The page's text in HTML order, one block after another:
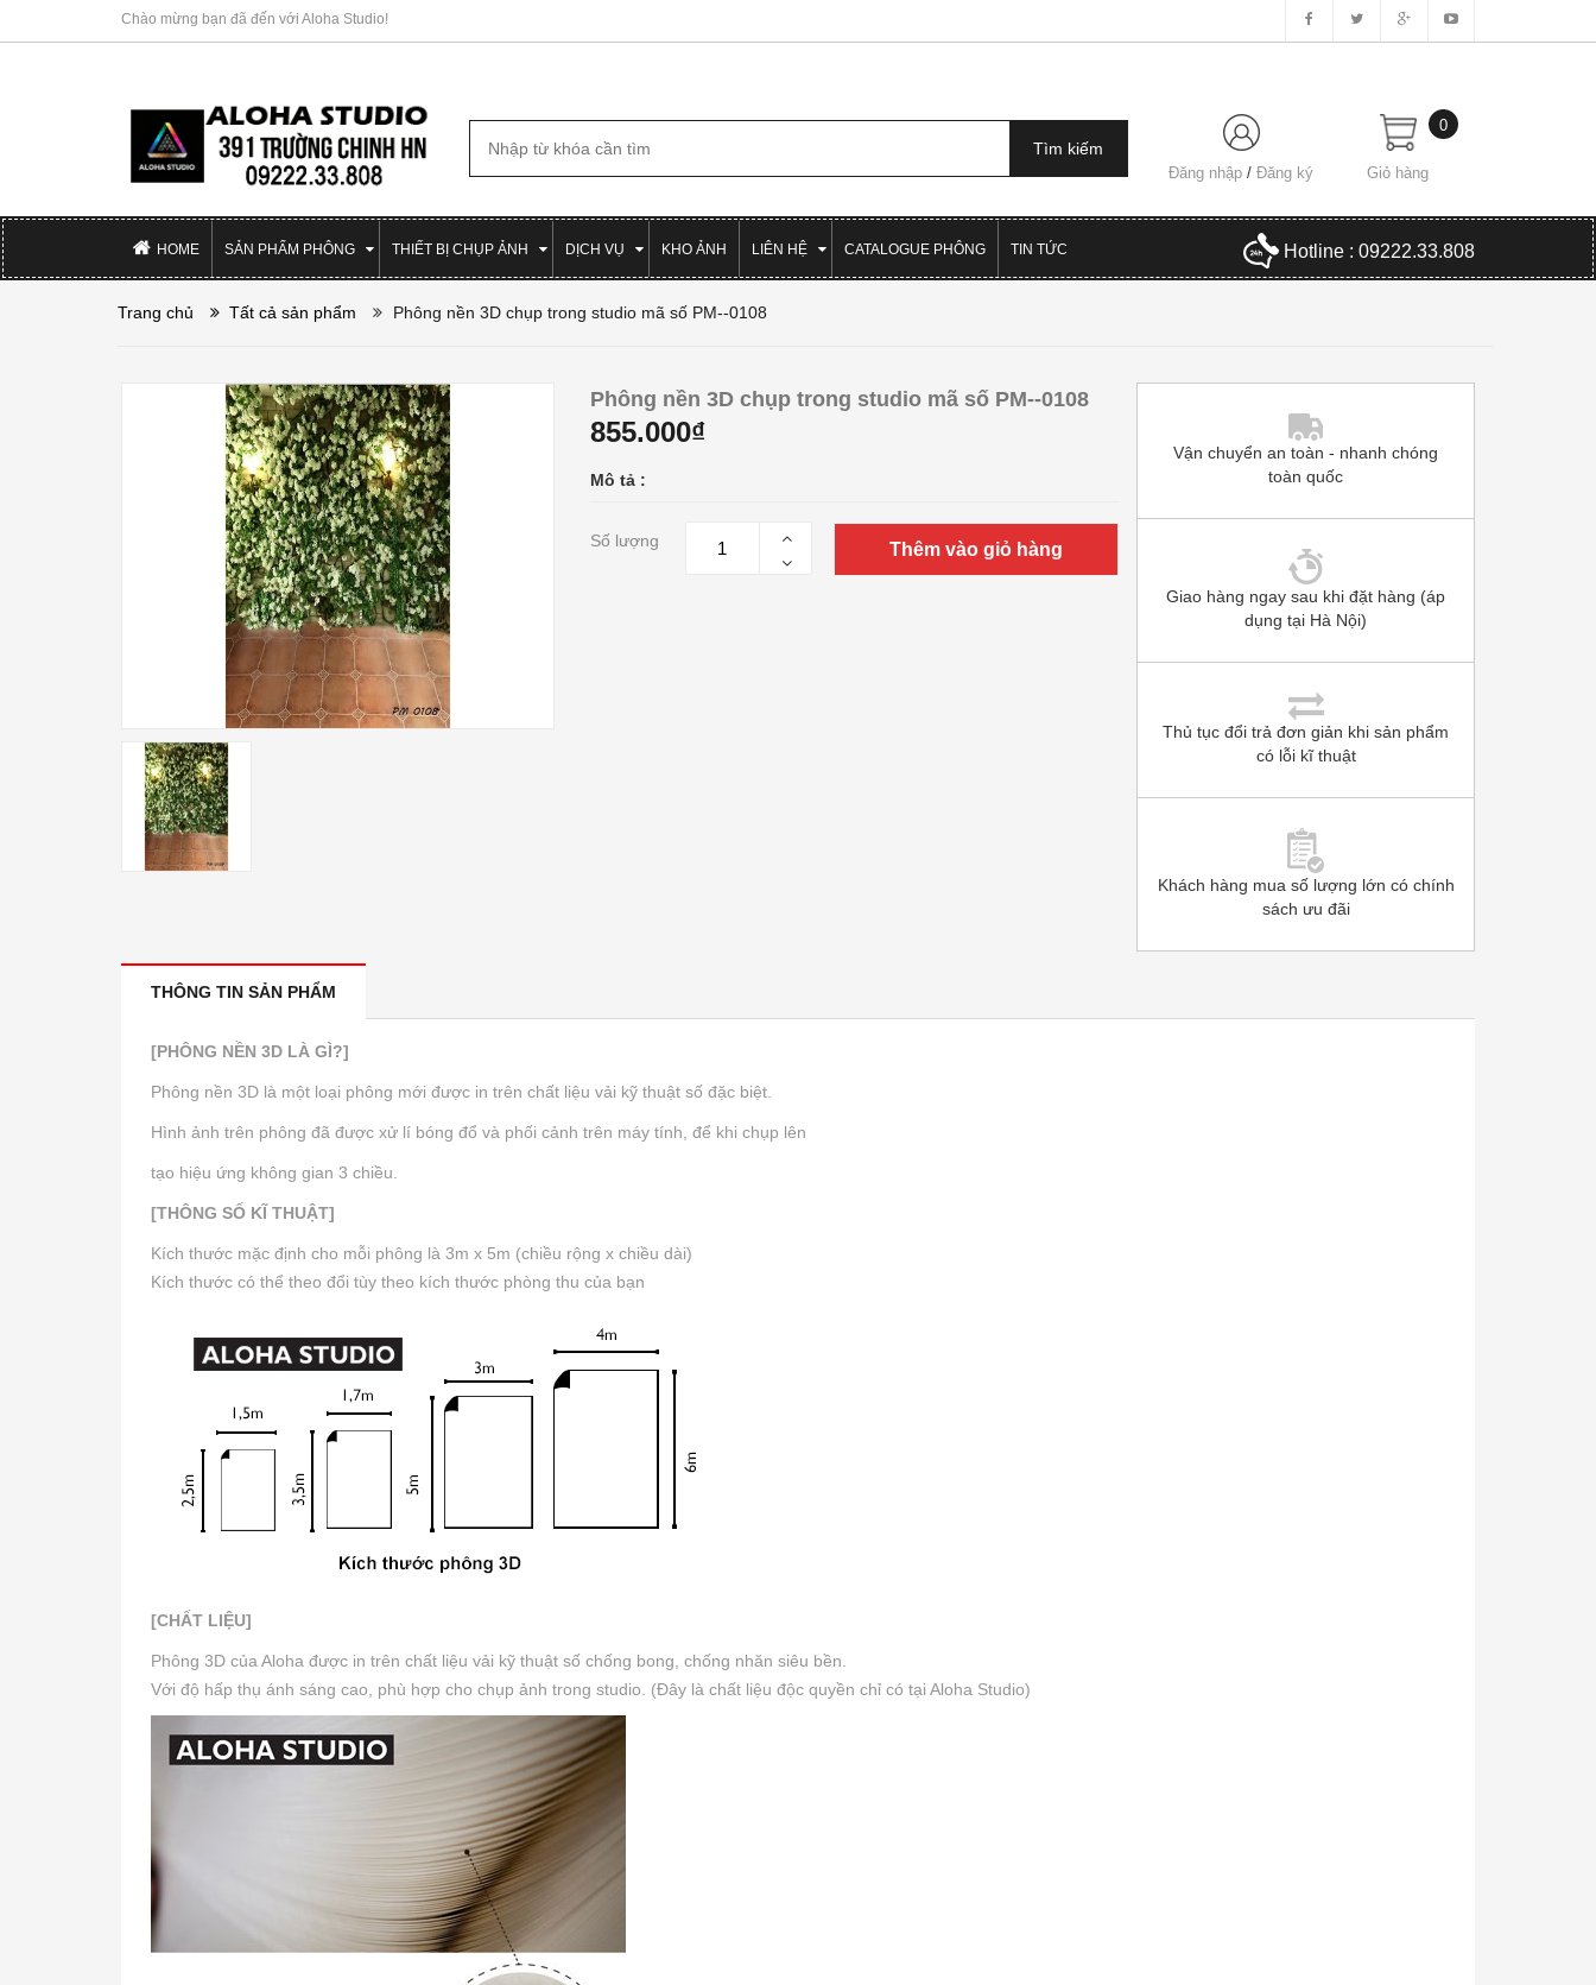
Chào mừng bạn đã đến với Aloha Studio!
Đăng nhập /Đăng ký Giỏ hàng
0
HOME SẢN PHẨM PHÔNG THIẾT BỊ CHỤP ẢNH DỊCH VỤ KHO ẢNH LIÊN HỆ CATALOGUE PHÔNG TIN TỨC Hotline : 09222.33.808
Trang chủ Tất cả sản phẩm Phông nền 3D chụp trong studio mã số PM--0108
Phông nền 3D chụp trong studio mã số PM--0108
855.000₫
Mô tả :
Số lượng Thêm vào giỏ hàng
Vận chuyển an toàn - nhanh chóng
toàn quốc
Giao hàng ngay sau khi đặt hàng (áp
dụng tại Hà Nội)
Thủ tục đổi trả đơn giản khi sản phẩm
có lỗi kĩ thuật
Khách hàng mua số lượng lớn có chính
sách ưu đãi
THÔNG TIN SẢN PHẨM
[PHÔNG NỀN 3D LÀ GÌ?]
Phông nền 3D là một loại phông mới được in trên chất liệu vải kỹ thuật số đặc biệt.
Hình ảnh trên phông đã được xử lí bóng đổ và phối cảnh trên máy tính, để khi chụp lên
tạo hiệu ứng không gian 3 chiều.
[THÔNG SỐ KĨ THUẬT]
Kích thước mặc định cho mỗi phông là 3m x 5m (chiều rộng x chiều dài)
Kích thước có thể theo đổi tùy theo kích thước phòng thu của bạn
[CHẤT LIỆU]
Phông 3D của Aloha được in trên chất liệu vải kỹ thuật số chống bong, chống nhăn siêu bền.
Với độ hấp thụ ánh sáng cao, phù hợp cho chụp ảnh trong studio. (Đây là chất liệu độc quyền chỉ có tại Aloha Studio)